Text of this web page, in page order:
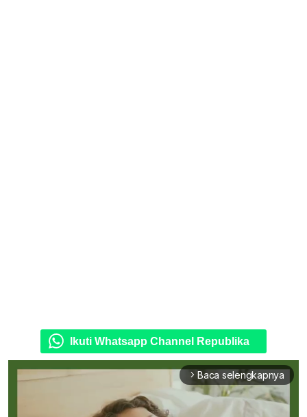
Ikuti Whatsapp Channel Republika
arrow_forward_ios Baca selengkapnya